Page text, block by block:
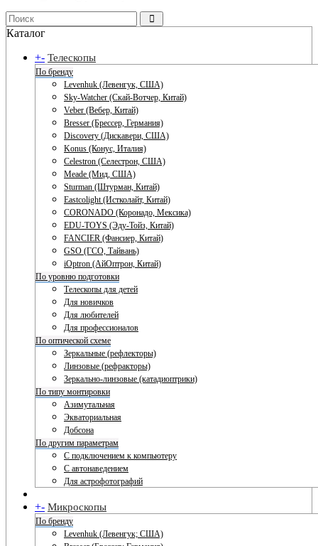
Каталог
+- Телескопы
По бренду
Levenhuk (Левенгук, США)
Sky-Watcher (Скай-Вотчер, Китай)
Veber (Вебер, Китай)
Bresser (Брессер, Германия)
Discovery (Дискавери, США)
Konus (Конус, Италия)
Celestron (Селестрон, США)
Meade (Мид, США)
Sturman (Штурман, Китай)
Eastcolight (Истколайт, Китай)
CORONADO (Коронадо, Мексика)
EDU-TOYS (Эду-Тойз, Китай)
FANCIER (Фансиер, Китай)
GSO (ГСО, Тайвань)
iOptron (АйОптрон, Китай)
По уровню подготовки
Телескопы для детей
Для новичков
Для любителей
Для профессионалов
По оптической схеме
Зеркальные (рефлекторы)
Линзовые (рефракторы)
Зеркально-линзовые (катадиоптрики)
По типу монтировки
Азимутальная
Экваториальная
Добсона
По другим параметрам
С подключением к компьютеру
С автонаведением
Для астрофотографий
+- Микроскопы
По бренду
Levenhuk (Левенгук; США)